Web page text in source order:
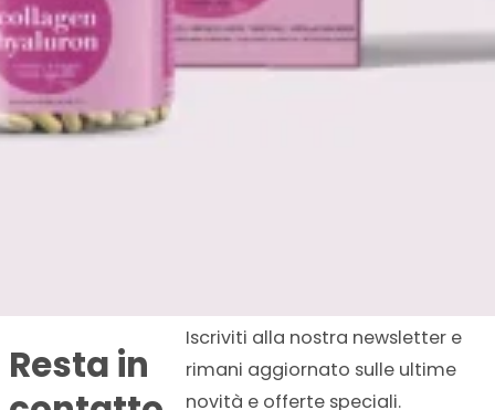
Resta in
Iscriviti alla nostra newsletter e
rimani aggiornato sulle ultime
novità e offerte speciali.